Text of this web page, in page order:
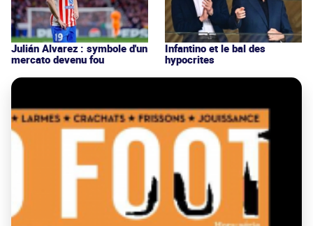
Julián Alvarez : symbole d'un
mercato devenu fou
Infantino et le bal des
hypocrites